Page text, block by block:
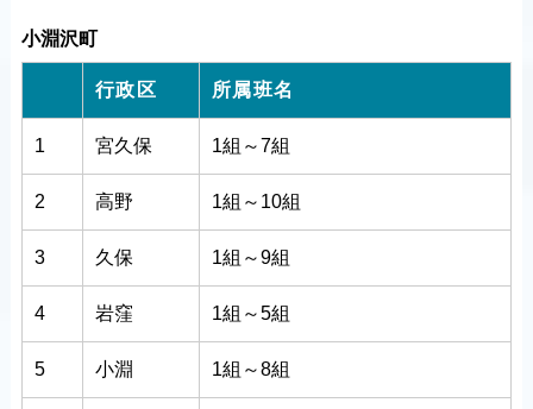
小淵沢町
行政区 所属班名
1 宮久保 1組～7組
2 高野 1組～10組
3 久保 1組～9組
4 岩窪 1組～5組
5 小淵 1組～8組